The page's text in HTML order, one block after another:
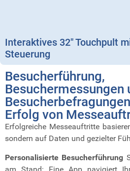
Interaktives 32″ Touchpult
Steuerung
Besucherführung,
Besuchermessungen
Besucherbefragungen
Erfolg von
Erfolgreiche Messeauftritte
sondern auf Daten und gezielter
Personalisierte Besucherführung
am Stand: Eine App navigiert